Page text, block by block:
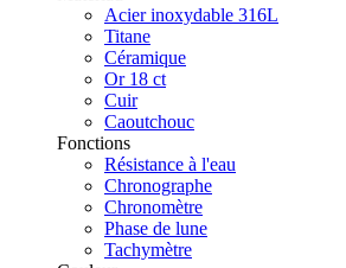
Acier inoxydable 316L
Titane
Céramique
Or 18 ct
Cuir
Caoutchouc
Fonctions
Résistance à l'eau
Chronographe
Chronomètre
Phase de lune
Tachymètre